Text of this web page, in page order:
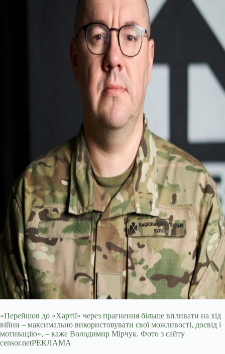
«Перейшов до «Хартії» через прагнення більше впливати на хід
війни – максимально використовувати свої можливості, досвід і
мотивацію», – каже Володимир Мірчук. Фото з сайту
censor.netРЕКЛАМА